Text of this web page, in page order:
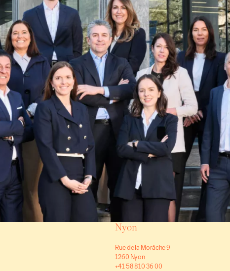
Nyon
Rue de la Morâche 9
1260 Nyon
+41 58 810 36 00